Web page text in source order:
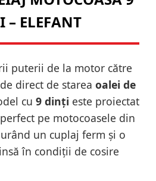
– ELEFANT
puterii de la motor către
direct de starea oalei de
cu 9 dinți este proiectat
pe motocoasele din
un cuplaj ferm și o
în condiții de cosire